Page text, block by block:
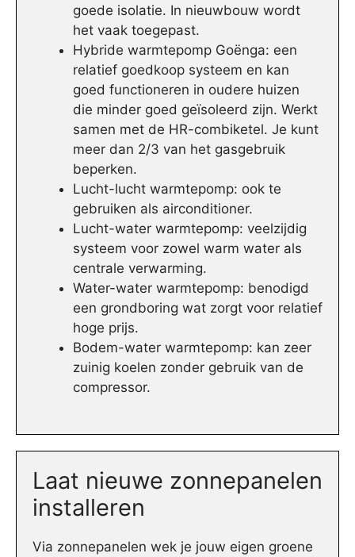
goede isolatie. In nieuwbouw wordt
het vaak toegepast.
Hybride warmtepomp Goënga: een
relatief goedkoop systeem en kan
goed functioneren in oudere huizen
die minder goed geïsoleerd zijn. Werkt
samen met de HR-combiketel. Je kunt
meer dan 2/3 van het gasgebruik
beperken.
Lucht-lucht warmtepomp: ook te
gebruiken als airconditioner.
Lucht-water warmtepomp: veelzijdig
systeem voor zowel warm water als
centrale verwarming.
Water-water warmtepomp: benodigd
een grondboring wat zorgt voor relatief
hoge prijs.
Bodem-water warmtepomp: kan zeer
zuinig koelen zonder gebruik van de
compressor.
Laat nieuwe zonnepanelen
installeren
Via zonnepanelen wek je jouw eigen groene